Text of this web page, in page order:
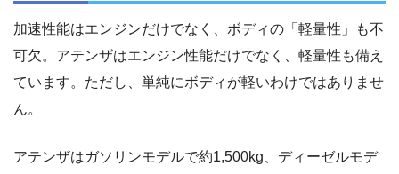
加速性能はエンジンだけでなく、ボディの「軽量性」も不
可欠。アテンザはエンジン性能だけでなく、軽量性も備え
ています。ただし、単純にボディが軽いわけではありませ
ん。
アテンザはガソリンモデルで約1,500kg、ディーゼルモデ